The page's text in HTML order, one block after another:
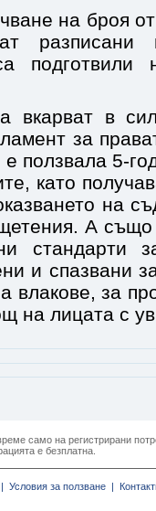
на броя
разписани
подготвили
вкарват в
за
е ползвала 5-
като
на
А
стандарти
и спазвани
влакове, за
на лицата с
само на регистрирани
е безплатна.
Условия за ползване |